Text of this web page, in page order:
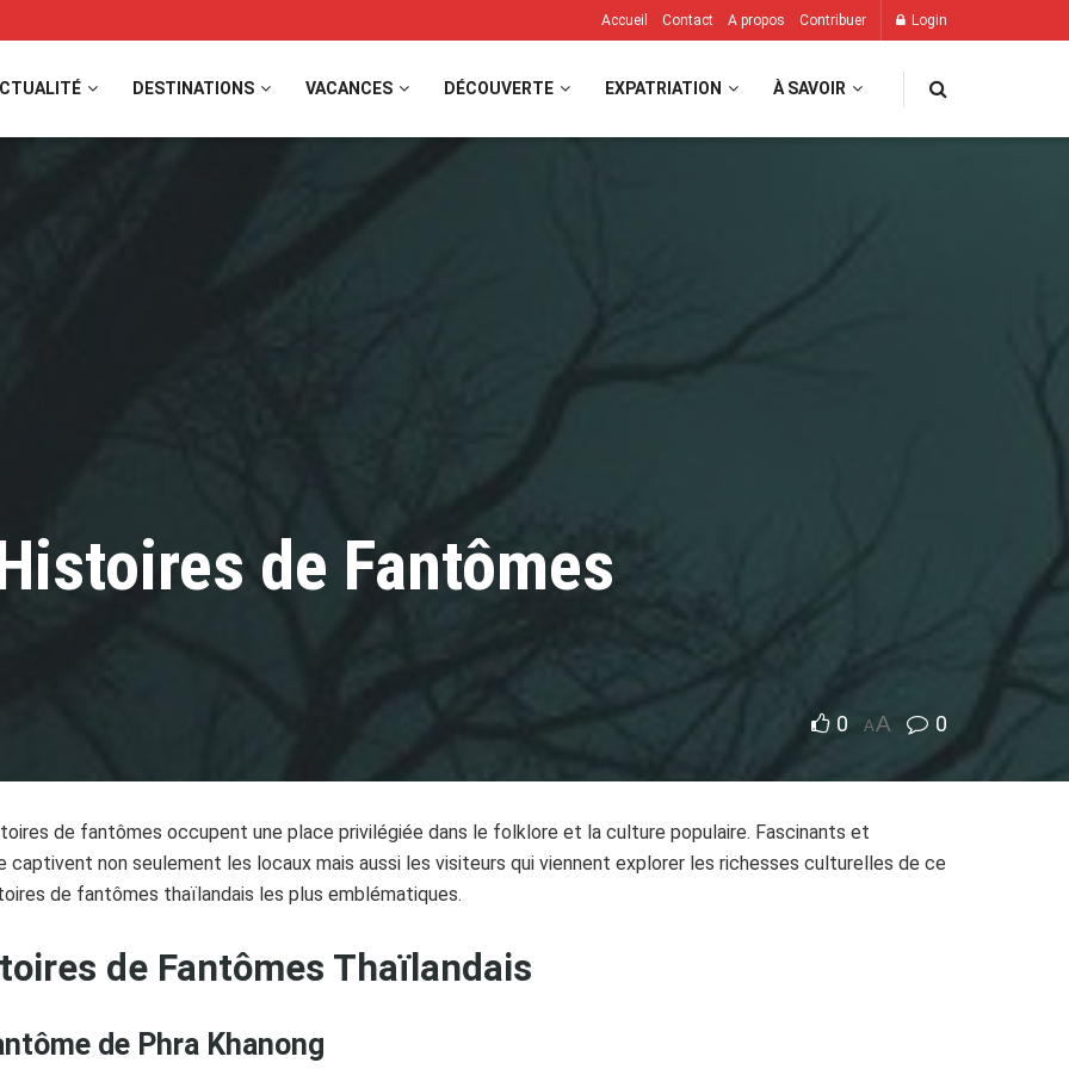
Accueil Contact A propos Contribuer Login
DESTINATIONS VACANCES DÉCOUVERTE EXPATRIATION À SAVOIR
de Fantômes
0 AA 0
de fantômes occupent une place privilégiée dans le folklore et la culture populaire. Fascinants et
non seulement les locaux mais aussi les visiteurs qui viennent explorer les richesses culturelles de ce
de fantômes thaïlandais les plus emblématiques.
de Fantômes Thaïlandais
de Phra Khanong